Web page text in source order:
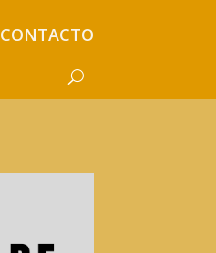
CONTACTO